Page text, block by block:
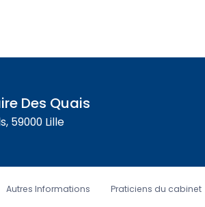
Des Quais
59000 Lille
Autres Informations Praticiens du cabinet